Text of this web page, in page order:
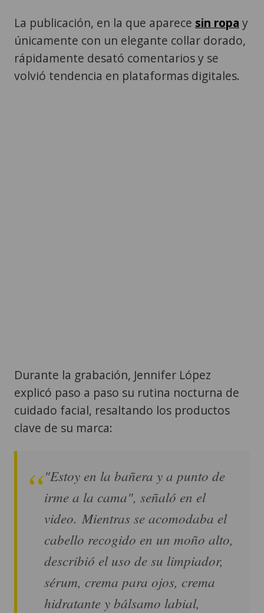
La publicación, en la que aparece sin ropa y
únicamente con un elegante collar dorado,
rápidamente desató comentarios y se
volvió tendencia en plataformas digitales.
Durante la grabación, Jennifer López
explicó paso a paso su rutina nocturna de
cuidado facial, resaltando los productos
clave de su marca:
"Estoy en la bañera y a punto de
irme a la cama", señaló en el
video. Mientras se acomodaba el
cabello recogido en un moño alto,
describió el uso de su limpiador,
sérum, crema para ojos, crema
hidratante y bálsamo labial,